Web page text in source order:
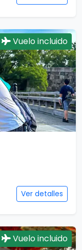
Vuelo incluido
Ver detalles
Vuelo incluido